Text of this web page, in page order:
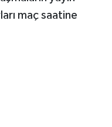
maç saatine